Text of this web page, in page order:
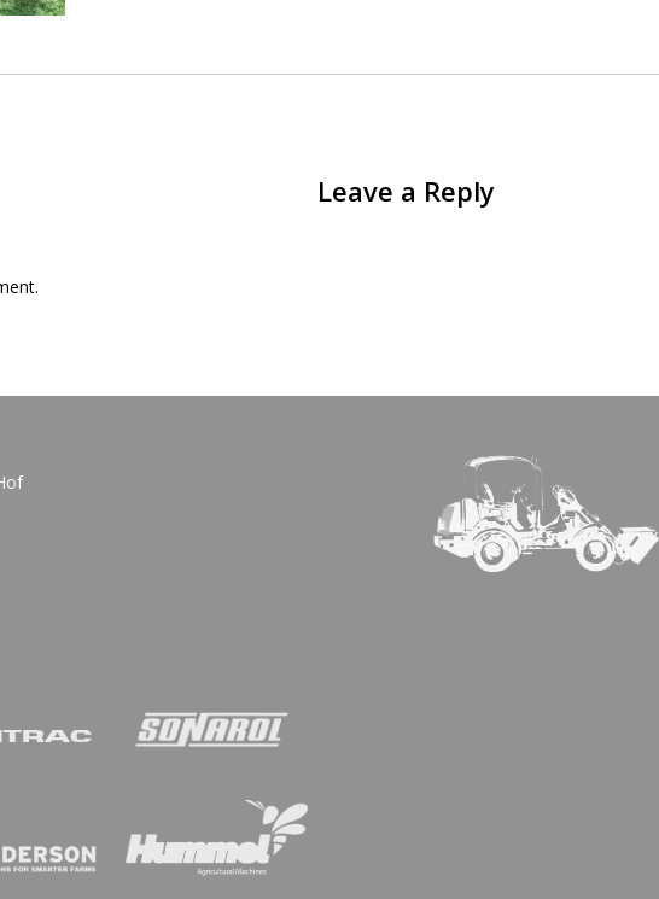
Leave a Reply